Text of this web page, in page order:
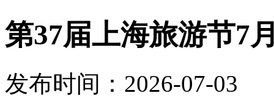
第37届上海旅游节7
发布时间：2026-07-03